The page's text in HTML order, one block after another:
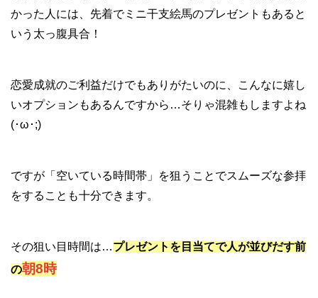
かった人には、先着でミニ干支絵馬のプレゼントもあると
いう太っ腹具合！
恋愛成就のご利益だけでもありがたいのに、こんなに嬉し
いオプションもあるんですから…そりゃ混雑もしますよね
(･ω･;)
ですが「空いている時間帯」を狙うことでスムーズな参拝
をすることも十分できます。
その狙い目時間は…プレゼントを目当てで人が並びだす前
の朝8時